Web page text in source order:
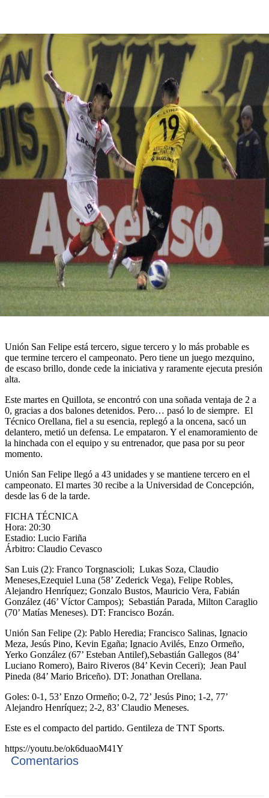
Unión San Felipe está tercero, sigue tercero y lo más probable es
que termine tercero el campeonato. Pero tiene un juego mezquino,
de escaso brillo, donde cede la iniciativa y raramente ejecuta presión
alta.
Este martes en Quillota, se encontró con una soñada ventaja de 2 a
0, gracias a dos balones detenidos. Pero… pasó lo de siempre. El
Técnico Orellana, fiel a su esencia, replegó a la oncena, sacó un
delantero, metió un defensa. Le empataron. Y el enamoramiento de
la hinchada con el equipo y su entrenador, que pasa por su peor
momento.
Unión San Felipe llegó a 43 unidades y se mantiene tercero en el
campeonato. El martes 30 recibe a la Universidad de Concepción,
desde las 6 de la tarde.
FICHA TÉCNICA
Hora: 20:30
Estadio: Lucio Fariña
Árbitro: Claudio Cevasco
San Luis (2): Franco Torgnascioli; Lukas Soza, Claudio
Meneses,Ezequiel Luna (58’ Zederick Vega), Felipe Robles,
Alejandro Henríquez; Gonzalo Bustos, Mauricio Vera, Fabián
González (46’ Víctor Campos); Sebastián Parada, Milton Caraglio
(70’ Matías Meneses). DT: Francisco Bozán.
Unión San Felipe (2): Pablo Heredia; Francisco Salinas, Ignacio
Meza, Jesús Pino, Kevin Egaña; Ignacio Avilés, Enzo Ormeño,
Yerko González (67’ Esteban Antilef),Sebastián Gallegos (84’
Luciano Romero), Bairo Riveros (84’ Kevin Ceceri); Jean Paul
Pineda (84’ Mario Briceño). DT: Jonathan Orellana.
Goles: 0-1, 53’ Enzo Ormeño; 0-2, 72’ Jesús Pino; 1-2, 77’
Alejandro Henríquez; 2-2, 83’ Claudio Meneses.
Este es el compacto del partido. Gentileza de TNT Sports.
https://youtu.be/ok6duaoM41Y
Comentarios